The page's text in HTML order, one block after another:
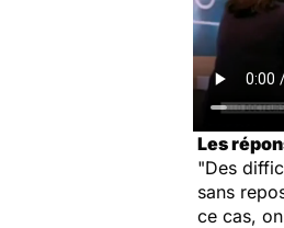
Les
"Des
sans
ce cas,